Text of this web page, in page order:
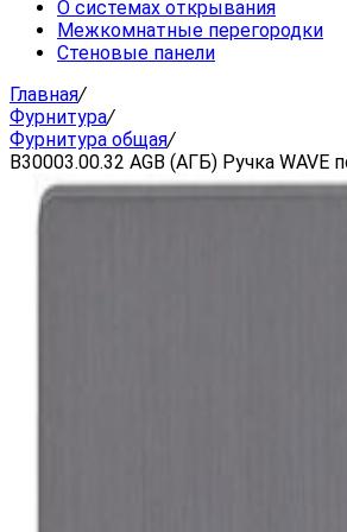
О системах открывания
Межкомнатные перегородки
Стеновые панели
Главная/
Фурнитура/
Фурнитура общая/
B30003.00.32 AGB (АГБ) Ручка